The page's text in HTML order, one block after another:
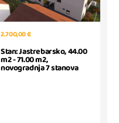
2.700,00 €
Stan: Jastrebarsko, 44.00
m2 - 71.00 m2,
novogradnja 7 stanova